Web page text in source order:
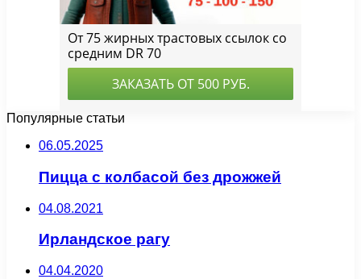
Популярные статьи
06.05.2025
Пицца с колбасой без дрожжей
04.08.2021
Ирландское рагу
04.04.2020